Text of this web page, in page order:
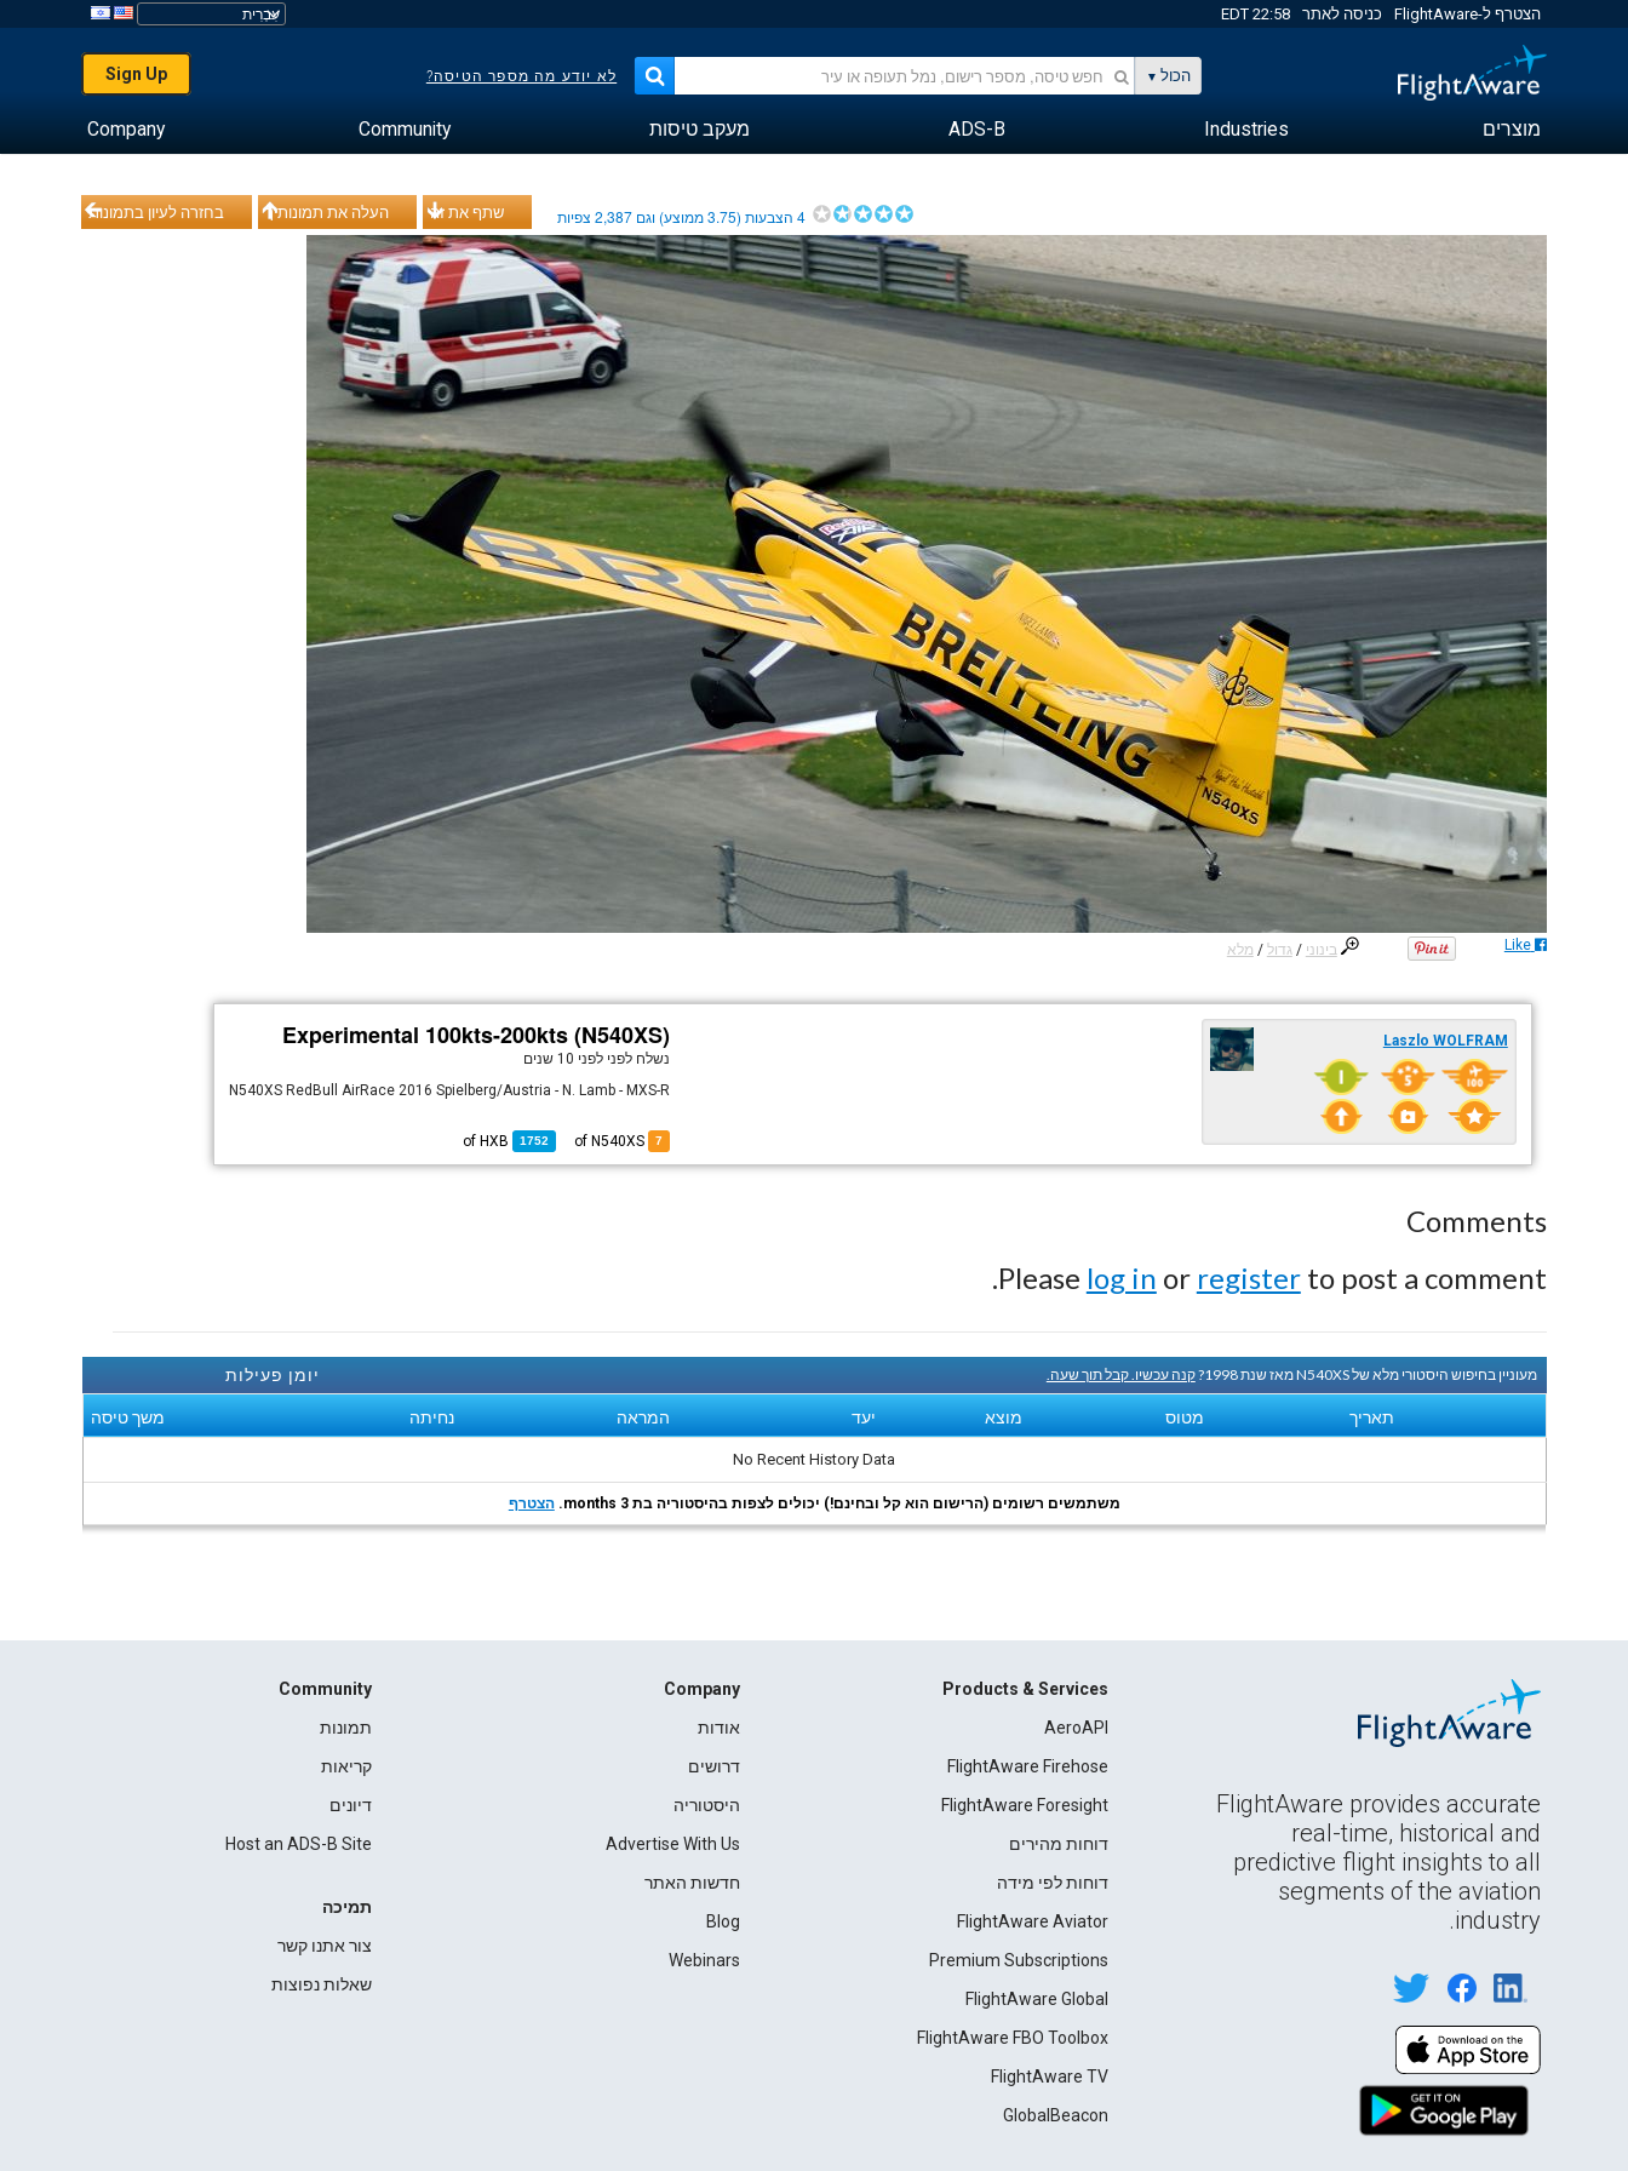
הצטרף ל-FlightAware כניסה לאתר 22:58 EDT
הכול לא יודע מה מספר הטיסה? Sign Up
מוצרים Industries
ADS-B מעקב טיסות Community
Company
בחזרה לעיון בתמונות העלה את תמונותיך שתף את זה 4הצבעות (3.75ממוצע) וגם 2,387צפיות
בינוני /גדול / מלא Like
Experimental 100kts-200kts (N540XS)
נשלח לפני לפני 10 שנים
N540XS RedBull AirRace 2016 Spielberg/Austria - N. Lamb - MXS-R
7
1752
HXB
Laszlo WOLFRAM
Comments
Please log in or registerto post a comment.
יומן פעילות מעוניין בחיפוש היסטורי מלא של N540XS מאז שנת 1998? קנה עכשיו. קבל תוך שעה.
תאריך מטוס מוצא יעד המראה נחיתה משך טיסה
No Recent History Data
משתמשים רשומים (הרישום הוא קל ובחינם!) יכולים לצפות בהיסטוריה בת 3 months. הצטרף
FlightAware provides accurate
real-time, historical and
predictive flight insights to all
segments of the aviation
industry.
Products & Services
AeroAPI
FlightAware Firehose
FlightAware Foresight
דוחות מהירים
דוחות לפי מידה
FlightAware Aviator
Premium Subscriptions
FlightAware Global
FlightAware FBO Toolbox
FlightAware TV
GlobalBeacon
Company
אודות
דרושים
היסטוריה
Advertise With Us
חדשות האתר
Blog
Webinars
Community
תמונות
קריאות
דיונים
Host an ADS-B Site
תמיכה
צור אתנו קשר
שאלות נפוצות